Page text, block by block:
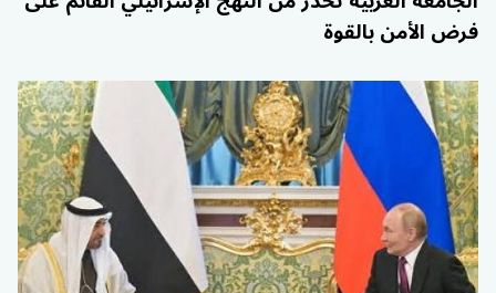
فرض الأمن بالقوة